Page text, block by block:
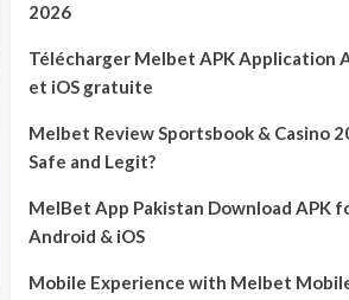
2026
Télécharger Melbet APK Application
et iOS gratuite
Melbet Review Sportsbook & Casino
Safe and Legit?
MelBet App Pakistan Download APK
Android & iOS
Mobile Experience with Melbet